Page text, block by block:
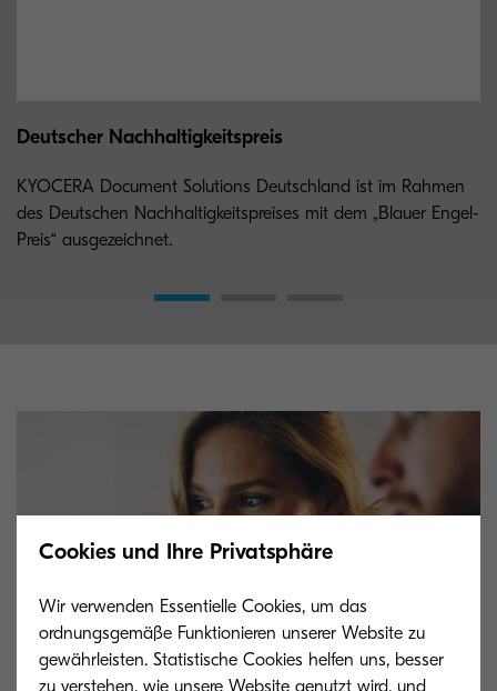
Deutscher Nachhaltigkeitspreis
KYOCERA Document Solutions Deutschland ist im Rahmen
des Deutschen Nachhaltigkeitspreises mit dem „Blauer Engel-
Preis“ ausgezeichnet.
Cookies und Ihre Privatsphäre
Wir verwenden Essentielle Cookies, um das
ordnungsgemäße Funktionieren unserer Website zu
gewährleisten. Statistische Cookies helfen uns, besser
zu verstehen, wie unsere Website genutzt wird, und